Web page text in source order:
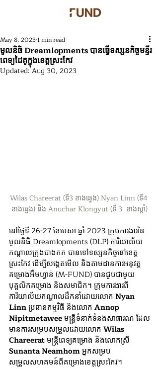
មូលនិធិ Dreamlopments បានធ្វើទស្សនកិច្ចមន្ទីរ
ពេទ្យដៃគូក្នុងខេត្តស្រះកែវ
May 8, 20231 min read
Updated:Aug 30, 2023
Wilas Chareerat (ទី3 ខាងឆ្វេង) Nyan Linn (ទី4
ខាងឆ្វេង) និង Anuchar Klongyut (ទី​ 3  ខាងស្តាំ)
នៅថ្ងៃទី 26-27 ខែមេសា ឆ្នាំ 2023 ក្រុមការងារនៃ
មូលនិធិ Dreamlopments (DLP) ការិយាល័យ
កណ្តាលក្រុងបាងកក បានទៅទស្សនកិច្ចនៅខេត្ត
ស្រះកែវ ដើម្បីសង្កេតមើល និងតាមដានការអនុវត្ត
គម្រោងអឹមហ្វាន់ (M-FUND) បានជួបជាមួយ
បុគ្គលិកគម្រោង និងសមាជិក។ ក្រុមការងារពី
ការិយាល័យកណ្តាលដឹកនាំដោយលោក Nyan
Linn ប្រធានកម្មវិធី និងលោក Annop
Nipitmetawee មន្ត្រីទំនាក់ទំនងសាធារណៈដែល
មានការសម្របសម្រួលដោយលោក Wilas
Chareerat មន្ត្រីពេទ្យគម្រោង និងលោកស្រី
Sunanta Neamhom អ្នកសម្រប
សម្រួលសហគមន៍ពីគម្រោងខេត្តស្រះកែវ។